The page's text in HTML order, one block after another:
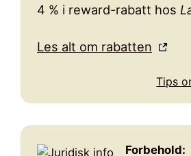
4 % i reward-rabatt hos
Les alt om rabatten
Tips
Forbehold: